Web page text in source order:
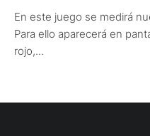
En este juego se medirá
Para ello aparecerá en
rojo,...